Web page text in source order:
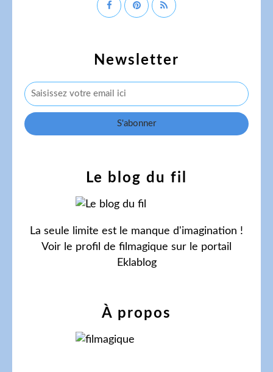
Newsletter
Le blog du fil
La seule limite est le manque d'imagination !
Voir le profil de filmagique sur le portail
Eklablog
À propos